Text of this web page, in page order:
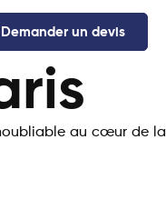
Demander un devis
au cœur de la